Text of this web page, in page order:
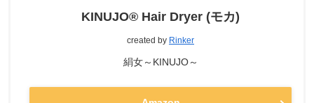
KINUJO® Hair Dryer (モカ)
created by Rinker
絹女～KINUJO～